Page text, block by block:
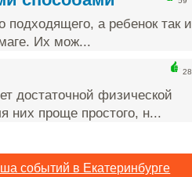
а ребенок так и
Их мож...
28
достаточной физической
них проще простого, н...
событий в Екатеринбурге